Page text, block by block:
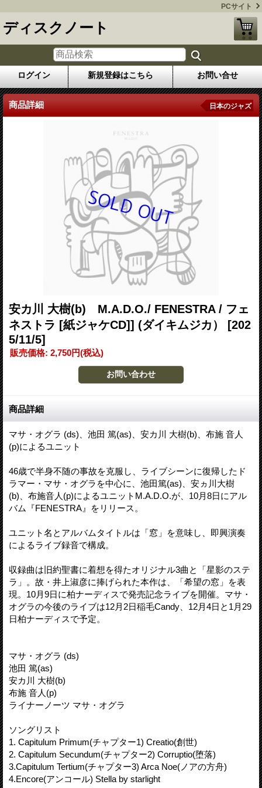
PCサイト
ディスクノート
ログイン 新規登録はこちら お問い合せ
商品詳細 日本のジャズ
安カ川 大樹(b) M.A.D.O./ FENESTRA / フェ
ネストラ [紙ジャケCD]] (ダイキムジカ） [202
5/11/5]
販売価格: 2,750円(税込)
商品詳細
マサ・オグラ (ds)、池田 篤(as)、安カ川 大樹(b)、布施 音人
(p)によるユニット
46歳で半身不随の事故を克服し、ライブシーンに復帰したド
ラマー・マサ・オグラを中心に、池田篤(as)、安ヵ川大樹
(b)、布施音人(p)によるユニットM.A.D.O.が、10月8日にアル
バム『FENESTRA』をリリース。
ユニット名とアルバムタイトルは「窓」を意味し、即興演奏
によるライブ録音で構成。
収録曲は旧約聖書に着想を得たオリジナル3曲と「星影のステ
ラ」。故・井上淑彦に捧げられた本作は、「希望の窓」を表
現。10月9日に柏ナーディスで発売記念ライブを開催。マサ・
オグラの今後のライブは12月2日稲毛Candy、12月4日と1月29
日柏ナーディスで予定。
マサ・オグラ (ds)
池田 篤(as)
安カ川 大樹(b)
布施 音人(p)
ライナーノーツ マサ・オグラ
ソングリスト
1. Capitulum Primum(チャプター1) Creatio(創世)
2. Capitulum Secundum(チャプター2) Corruptio(堕落)
3.Capitulum Tertium(チャプター3) Arca Noe(ノアの方舟)
4.Encore(アンコール) Stella by starlight